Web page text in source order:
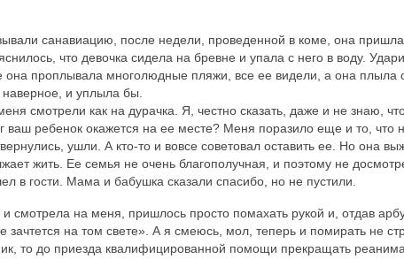
санавиацию, после недели, проведенной в коме, она
что девочка сидела на бревне и упала с него в воду.
она проплывала многолюдные пляжи, все ее видели, а она плыла
и уплыла бы.
смотрели как на дурачка. Я, честно сказать, даже и не знаю,
ваш ребенок окажется на ее месте? Меня поразило еще и то, что
ушли. А кто-то и вовсе советовал оставить ее. Но она
жить. Ее семья не очень благополучная, и поэтому не
в гости. Мама и бабушка сказали спасибо, но не пустили.
смотрела на меня, пришлось просто помахать рукой и, отдав
зачтется на том свете». А я смеюсь, мол, теперь и помирать не
то до приезда квалифицированной помощи прекращать